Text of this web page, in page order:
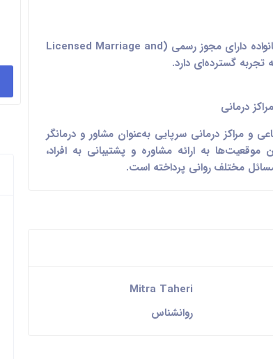
میترا طاهری به‌عنوان درمانگر ازدواج و خانواده دارای مجوز رسمی (Licensed Marriage and
درمانی
و مراکز درمانی سرپایی به‌عنوان مشاور و درمانگر
به ارائه مشاوره و پشتیبانی به افراد،
مسائل مختلف روانی پرداخته است.
Mitra Taheri
روانشناس